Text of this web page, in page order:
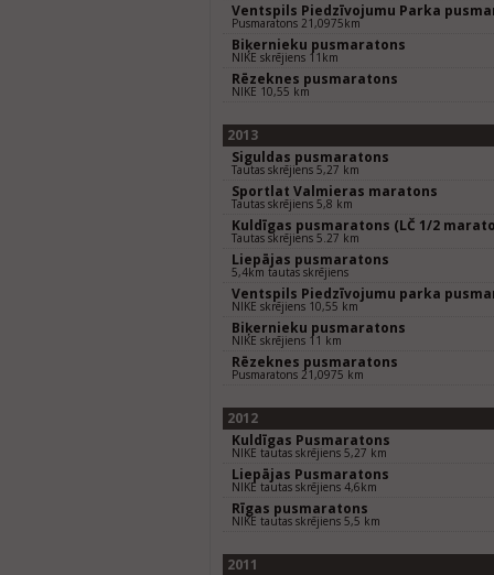
Ventspils Piedzīvojumu Parka
Pusmaratons 21,0975km
Biķernieku pusmaratons
NIKE skrējiens 11km
Rēzeknes pusmaratons
NIKE 10,55 km
2013
Siguldas pusmaratons
Tautas skrējiens 5,27 km
Sportlat Valmieras maratons
Tautas skrējiens 5,8 km
Kuldīgas pusmaratons (LČ 1/2
Tautas skrējiens 5.27 km
Liepājas pusmaratons
5,4km tautas skrējiens
Ventspils Piedzīvojumu parka
NIKE skrējiens 10,55 km
Biķernieku pusmaratons
NIKE skrējiens 11 km
Rēzeknes pusmaratons
Pusmaratons 21,0975 km
2012
Kuldīgas Pusmaratons
NIKE tautas skrējiens 5,27 km
Liepājas Pusmaratons
NIKE tautas skrējiens 4,6km
Rīgas pusmaratons
NIKE tautas skrējiens 5,5 km
2011